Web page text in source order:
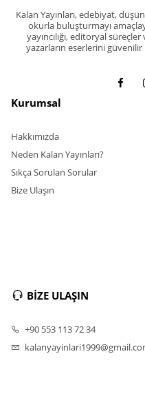
Kalan Yayınları, edebiyat,
okurla buluşturmayı
yayıncılığı, editoryal
yazarların eserlerini güvenilir
Kurumsal
Hakkımızda
Neden Kalan Yayınları?
Sıkça Sorulan Sorular
Bize Ulaşın
BİZE ULAŞIN
+90 553 113 72 34